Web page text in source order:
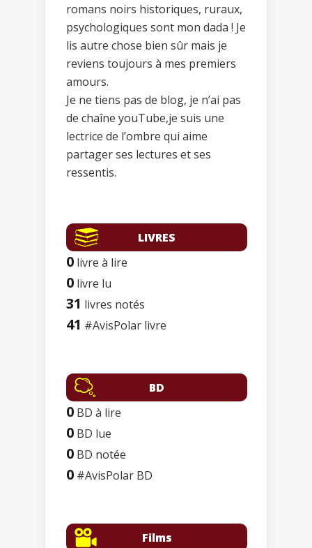
romans noirs historiques, ruraux,
psychologiques sont mon dada ! Je
lis autre chose bien sûr mais je
reviens toujours à mes premiers
amours.
Je ne tiens pas de blog, je n’ai pas
de chaîne youTube,je suis une
lectrice de l’ombre qui aime
partager ses lectures et ses
ressentis.
LIVRES
0 livre à lire
0 livre lu
31 livres notés
41 #AvisPolar livre
BD
0 BD à lire
0 BD lue
0 BD notée
0 #AvisPolar BD
Films